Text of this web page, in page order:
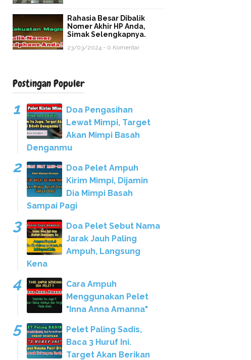
Rahasia Besar Dibalik
Nomer Akhir HP Anda,
Simak Selengkapnya.
23/03/2024 - 0 Komentar
Postingan Populer
Doa Pengasihan
Lewat Mimpi, Target
Akan Mimpi Basah
Denganmu
Doa Pelet Ampuh
Kirim Mimpi, Dijamin
Dia Mimpi Basah
Sampai Pagi
Doa Pelet Sebut Nama
Jarak Jauh Paling
Ampuh, Langsung
Kena
Cara Ampuh
Menggunakan Pelet
"Inna Anna Amanna"
Pelet Paling Sadis,
Baca 3 Huruf Ini.
Target Akan Berikan